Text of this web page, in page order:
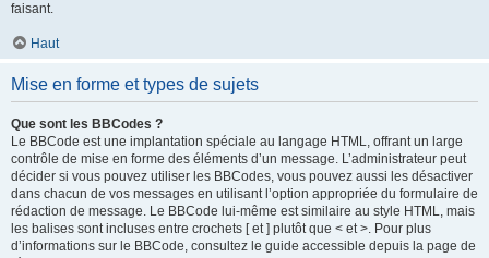
faisant.
Haut
Mise en forme et types de sujets
Que sont les BBCodes ?
Le BBCode est une implantation spéciale au langage HTML, offrant un large
contrôle de mise en forme des éléments d’un message. L’administrateur peut
décider si vous pouvez utiliser les BBCodes, vous pouvez aussi les désactiver
dans chacun de vos messages en utilisant l’option appropriée du formulaire de
rédaction de message. Le BBCode lui-même est similaire au style HTML, mais
les balises sont incluses entre crochets [ et ] plutôt que < et >. Pour plus
d’informations sur le BBCode, consultez le guide accessible depuis la page de